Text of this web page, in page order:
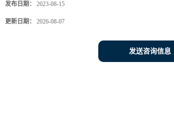
发布日期： 2023-08-15
更新日期： 2026-08-07
发送咨询信息